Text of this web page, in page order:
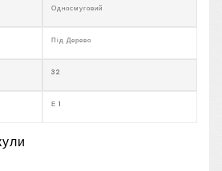
Односмуговий
Під Дерево
32
Е 1